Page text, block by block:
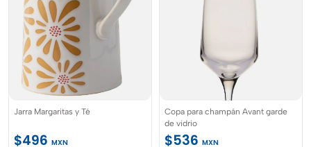
Jarra Margaritas y Té
$496 MXN
Copa para champán Avant garde
de vidrio
$536 MXN